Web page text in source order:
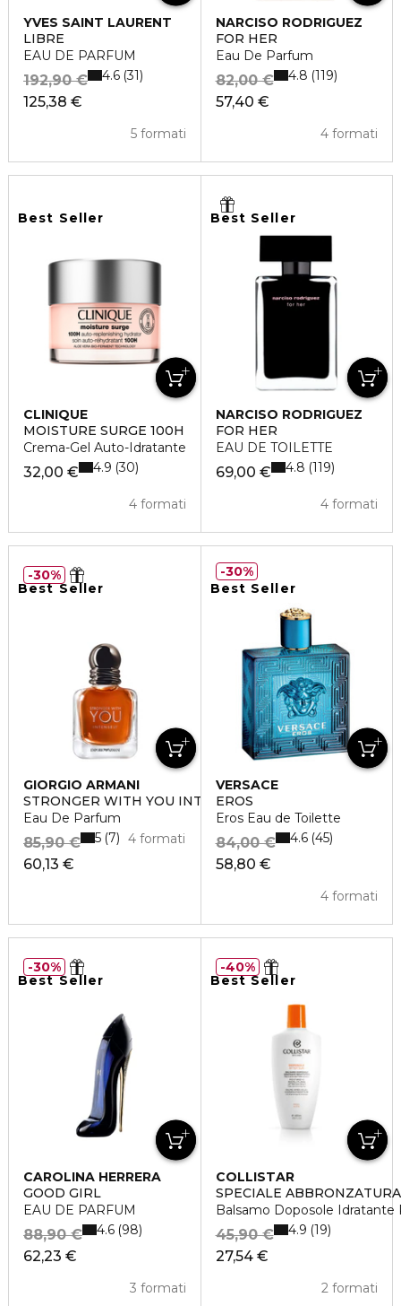
YVES SAINT LAURENT
LIBRE
EAU DE PARFUM
125,38 €
192,90 €
5 formati
4.6 31
NARCISO RODRIGUEZ
FOR HER
Eau De Parfum
57,40 €
82,00 €
4 formati
4.8 119
Best Seller
CLINIQUE
MOISTURE SURGE 100H
Crema-Gel Auto-Idratante
32,00 €
4 formati
4.9 30
Best Seller
NARCISO RODRIGUEZ
FOR HER
EAU DE TOILETTE
69,00 €
4 formati
4.8 119
Best Seller
GIORGIO ARMANI
STRONGER WITH YOU INTENSELY
Eau De Parfum
60,13 €
85,90 € 4 formati
5 7
30%
Best Seller
VERSACE
EROS
Eros Eau de Toilette
58,80 €
84,00 €
4 formati
4.6 45
30%
Best Seller
CAROLINA HERRERA
GOOD GIRL
EAU DE PARFUM
62,23 €
88,90 €
3 formati
4.6 98
30%
Best Seller
COLLISTAR
SPECIALE
Balsamo Doposole Idratante
27,54 €
45,90 €
2 formati
4.9 19
40%